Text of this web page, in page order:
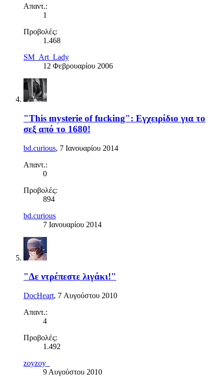
Απαντ.:
1
Προβολές:
1.468
SM_Art_Lady
12 Φεβρουαρίου 2006
"This mysterie of fucking": Εγχειρίδιο για το
σεξ από το 1680!
bd.curious, 7 Ιανουαρίου 2014
Απαντ.:
0
Προβολές:
894
bd.curious
7 Ιανουαρίου 2014
"Δε ντρέπεστε λιγάκι!"
DocHeart, 7 Αυγούστου 2010
Απαντ.:
4
Προβολές:
1.492
zoyzoy_
9 Αυγούστου 2010